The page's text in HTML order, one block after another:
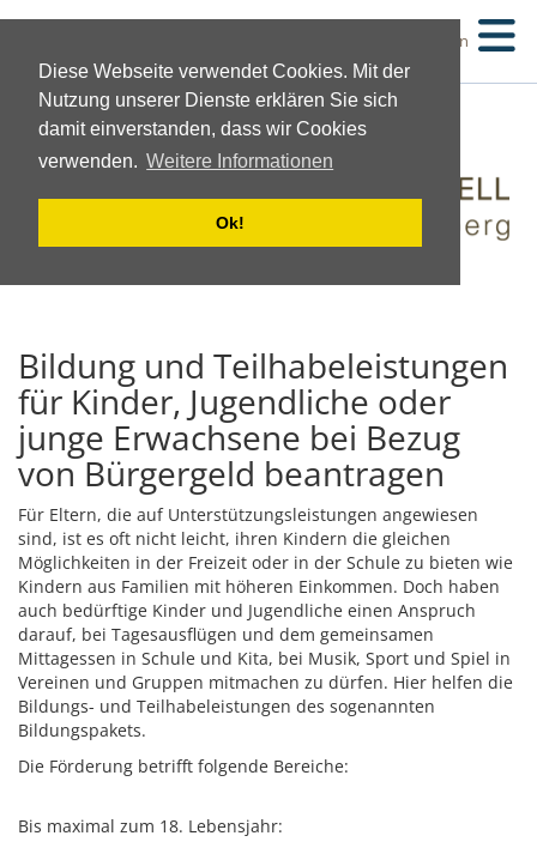
Diese Webseite verwendet Cookies. Mit der
Nutzung unserer Dienste erklären Sie sich
damit einverstanden, dass wir Cookies
verwenden. Weitere Informationen
Ok!
Suchen
Bildung und Teilhabeleistungen
für Kinder, Jugendliche oder
junge Erwachsene bei Bezug
von Bürgergeld beantragen
Für Eltern, die auf Unterstützungsleistungen angewiesen
sind, ist es oft nicht leicht, ihren Kindern die gleichen
Möglichkeiten in der Freizeit oder in der Schule zu bieten wie
Kindern aus Familien mit höheren Einkommen. Doch haben
auch bedürftige Kinder und Jugendliche einen Anspruch
darauf, bei Tagesausflügen und dem gemeinsamen
Mittagessen in Schule und Kita, bei Musik, Sport und Spiel in
Vereinen und Gruppen mitmachen zu dürfen. Hier helfen die
Bildungs- und Teilhabeleistungen des sogenannten
Bildungspakets.
Die Förderung betrifft folgende Bereiche:
Bis maximal zum 18. Lebensjahr: